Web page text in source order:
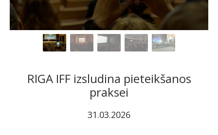
RIGA IFF izsludina pieteikšanos
praksei
31.03.2026